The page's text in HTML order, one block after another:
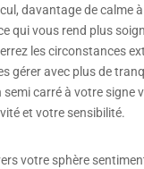
davantage de calme
qui vous rend plus
les circonstances
gérer avec plus de
carré à votre signe
et votre sensibilité.
votre sphère